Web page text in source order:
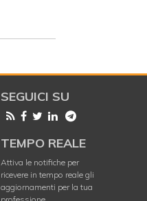
SEGUICI SU
TEMPO REALE
Attiva le notifiche per
ricevere in tempo reale gli
aggiornamenti per la tua